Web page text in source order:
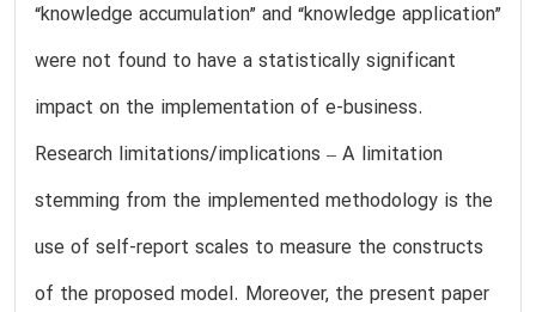
“knowledge accumulation” and “knowledge application”
were not found to have a statistically significant
impact on the implementation of e-business.
Research limitations/implications – A limitation
stemming from the implemented methodology is the
use of self-report scales to measure the constructs
of the proposed model. Moreover, the present paper